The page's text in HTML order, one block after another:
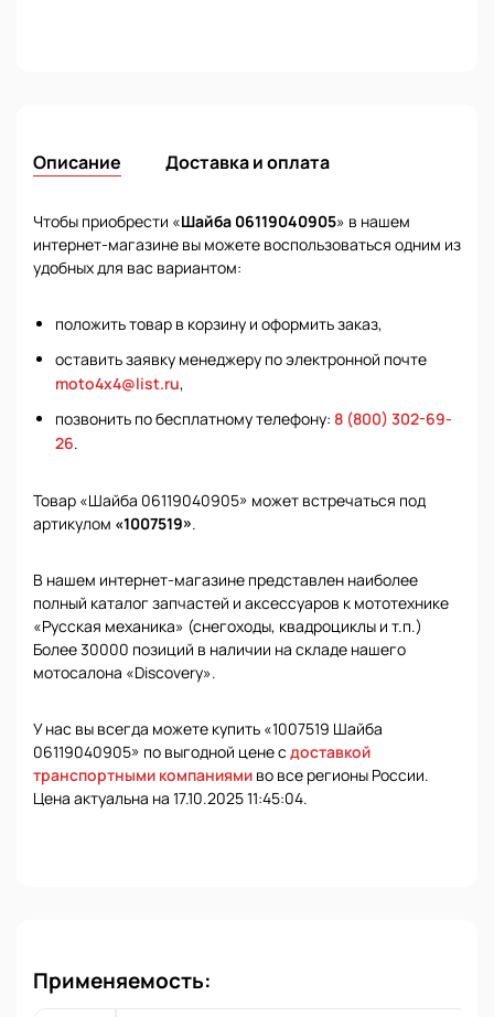
Описание Доставка и оплата
Чтобы приобрести «Шайба 06119040905» в нашем
интернет-магазине вы можете воспользоваться одним из
удобных для вас вариантом:
положить товар в корзину и оформить заказ,
оставить заявку менеджеру по электронной почте
moto4x4@list.ru,
позвонить по бесплатному телефону: 8 (800) 302-69-
26.
Товар «Шайба 06119040905» может встречаться под
артикулом «1007519».
В нашем интернет-магазине представлен наиболее
полный каталог запчастей и аксессуаров к мототехнике
«Русская механика» (снегоходы, квадроциклы и т.п.)
Более 30000 позиций в наличии на складе нашего
мотосалона «Discovery».
У нас вы всегда можете купить «1007519 Шайба
06119040905» по выгодной цене с доставкой
транспортными компаниями во все регионы России.
Цена актуальна на 17.10.2025 11:45:04.
Применяемость: